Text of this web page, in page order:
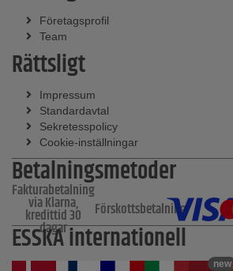
Företagsprofil
Team
Rättsligt
Impressum
Standardavtal
Sekretesspolicy
Cookie-inställningar
Betalningsmetoder
Fakturabetalning
via Klarna,
kredittid 30
dagar
Förskottsbetalning
ESSKA internationell
new